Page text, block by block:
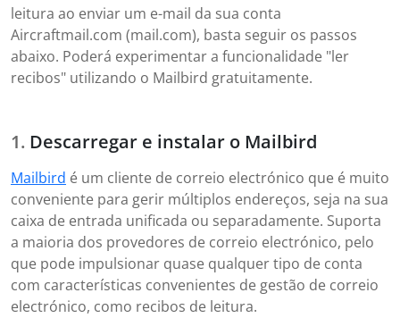
leitura ao enviar um e-mail da sua conta
Aircraftmail.com (mail.com), basta seguir os passos
abaixo. Poderá experimentar a funcionalidade "ler
recibos" utilizando o Mailbird gratuitamente.
Descarregar e instalar o Mailbird
Mailbird é um cliente de correio electrónico que é muito
conveniente para gerir múltiplos endereços, seja na sua
caixa de entrada unificada ou separadamente. Suporta
a maioria dos provedores de correio electrónico, pelo
que pode impulsionar quase qualquer tipo de conta
com características convenientes de gestão de correio
electrónico, como recibos de leitura.